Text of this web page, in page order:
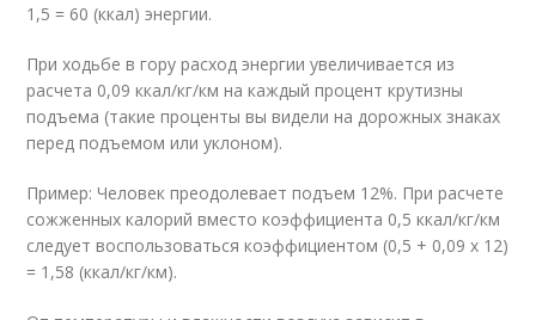
1,5 = 60 (ккал) энергии.
При ходьбе в гору расход энергии увеличивается из
расчета 0,09 ккал/кг/км на каждый процент крутизны
подъема (такие проценты вы видели на дорожных знаках
перед подъемом или уклоном).
Пример: Человек преодолевает подъем 12%. При расчете
сожженных калорий вместо коэффициента 0,5 ккал/кг/км
следует воспользоваться коэффициентом (0,5 + 0,09 х 12)
= 1,58 (ккал/кг/км).